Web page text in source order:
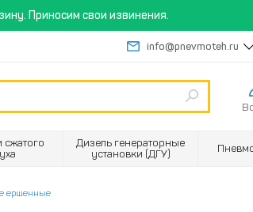
Приносим свои извинения.
info@pnevmoteh.ru
сжатого
Дизель генераторные
установки (ДГУ)
ершенные